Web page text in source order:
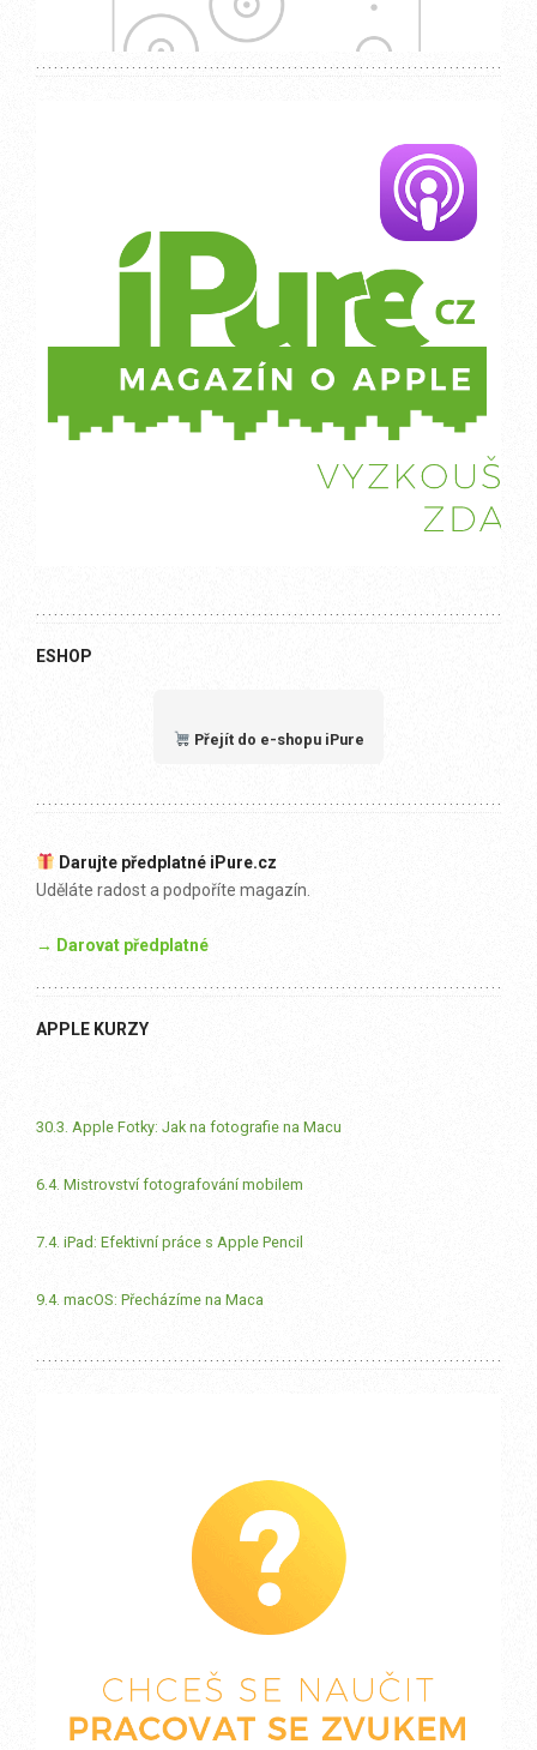
ESHOP
Přejít do e-shopu iPure
Darujte předplatné iPure.cz
Uděláte radost a podpoříte magazín.
→ Darovat předplatné
APPLE KURZY
30.3. Apple Fotky: Jak na fotografie na Macu
6.4. Mistrovství fotografování mobilem
7.4. iPad: Efektivní práce s Apple Pencil
9.4. macOS: Přecházíme na Maca